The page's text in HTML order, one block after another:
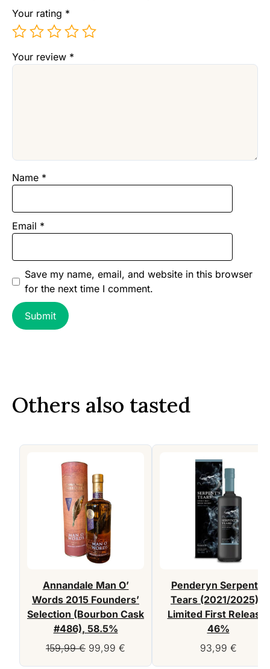
Your rating *
Your review *
Name *
Email *
Save my name, email, and website in this browser
for the next time I comment.
Others also tasted
Annandale Man O’
Words 2015 Founders’
Selection (Bourbon Cask
#486), 58.5%
159,99€ Original
99,99 €
Penderyn Serpent’s
Tears (2021/2025) –
Limited First Release,
46%
93,99 €